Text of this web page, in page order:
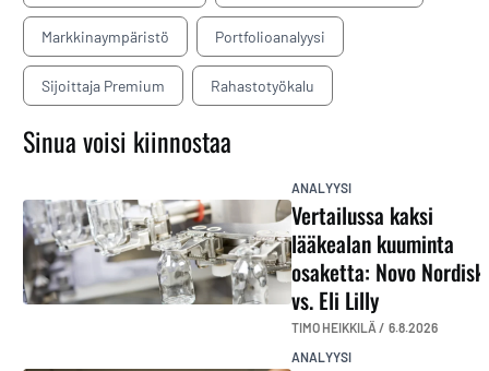
Markkinaympäristö Portfolioanalyysi
Sijoittaja Premium Rahastotyökalu
Sinua voisi kiinnostaa
ANALYYSI
Vertailussa kaksi
lääkealan kuuminta
osaketta: Novo Nordisk
vs. Eli Lilly
TIMO HEIKKILÄ / 6.8.2026
ANALYYSI